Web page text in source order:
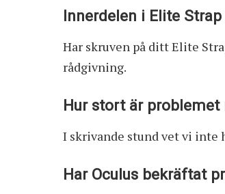
Innerdelen i Elite
Har skruven på ditt Elite
rådgivning.
Hur stort är problemet
I skrivande stund vet vi inte
Har Oculus bekräftat